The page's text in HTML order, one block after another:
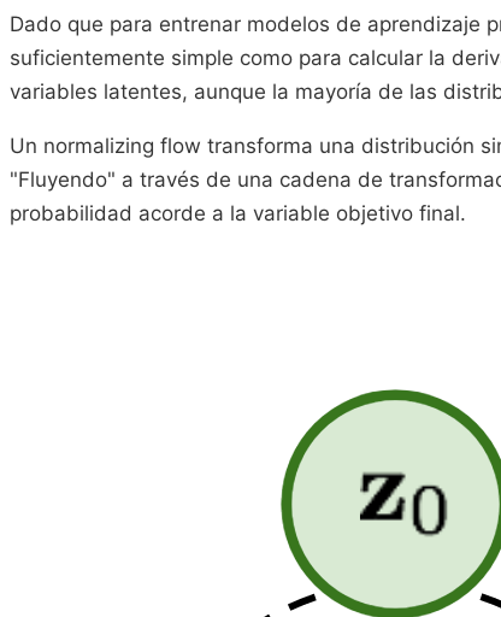
Dado que para entrenar modelos de aprendizaje
suficientemente simple como para calcular la
variables latentes, aunque la mayoría de las
Un normalizing flow transforma una distribución
"Fluyendo" a través de una cadena de
probabilidad acorde a la variable objetivo final.